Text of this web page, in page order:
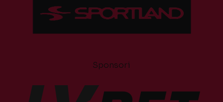
Sponsori